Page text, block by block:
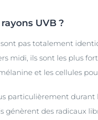
UVB ?
pas totalement
midi, ils sont les plus
et les cellules
particulièrement durant
des radicaux